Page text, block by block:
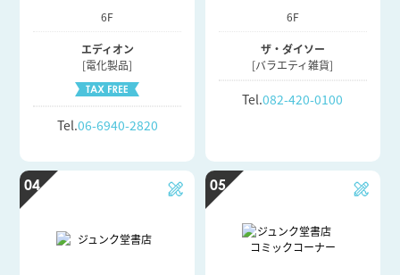
6F
エディオン
[電化製品]
Tel.06-6940-2820
6F
ザ・ダイソー
[バラエティ雑貨]
Tel.082-420-0100
04 05